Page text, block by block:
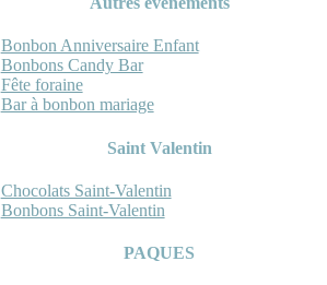
Bonbon Anniversaire Enfant
Bonbons Candy Bar
Fête foraine
Bar à bonbon mariage
Saint Valentin
Chocolats Saint-Valentin
Bonbons Saint-Valentin
PAQUES